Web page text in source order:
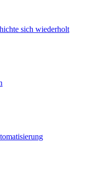
sich wiederholt